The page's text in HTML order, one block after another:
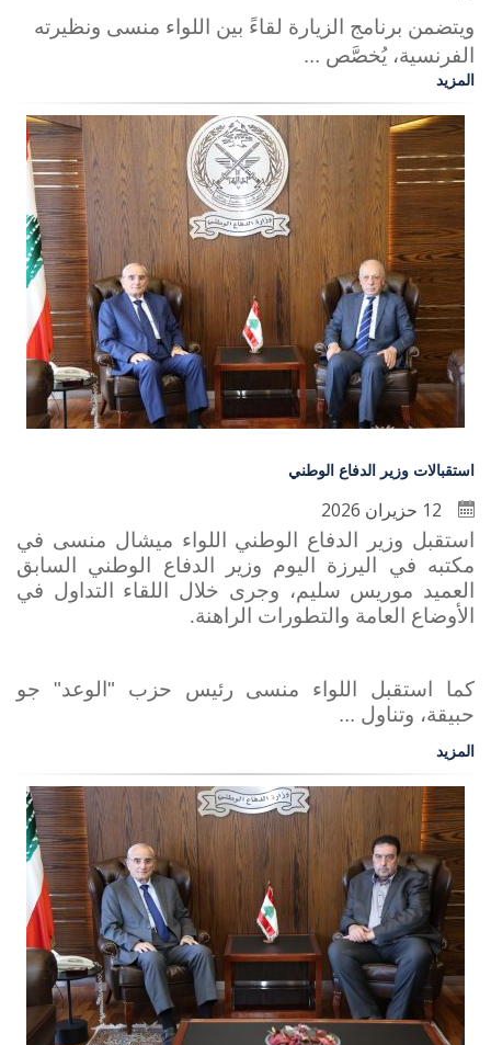
ويتضمن برنامج الزيارة لقاءً بين اللواء منسى ونظيرته
الفرنسية، يُخصَّص ...
المزيد
استقبالات وزير الدفاع الوطني
استقبل وزير الدفاع الوطني اللواء ميشال منسى في
مكتبه في اليرزة اليوم وزير الدفاع الوطني السابق
العميد موريس سليم، وجرى خلال اللقاء التداول في
الأوضاع العامة والتطورات الراهنة.
كما استقبل اللواء منسى رئيس حزب "الوعد" جو
حبيقة، وتناول ...
المزيد